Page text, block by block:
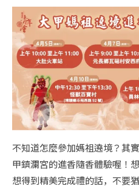
不知道怎麼參加媽祖遶境？其
甲鎮瀾宮的進香隨香體驗喔！
想得到精美完成禮的話，不要